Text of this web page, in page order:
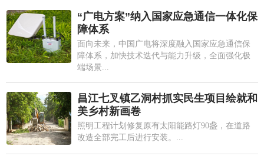
“广电方案”纳入国家应急通信一体化保
障体系
面向未来，中国广电将深度融入国家应急通信保
障体系，加快技术迭代与能力升级，全面强化极
端场景...
昌江七叉镇乙洞村抓实民生项目绘就和
美乡村新画卷
照明工程计划修复原有太阳能路灯90盏，在道路
改造全部完工后进行安装。...